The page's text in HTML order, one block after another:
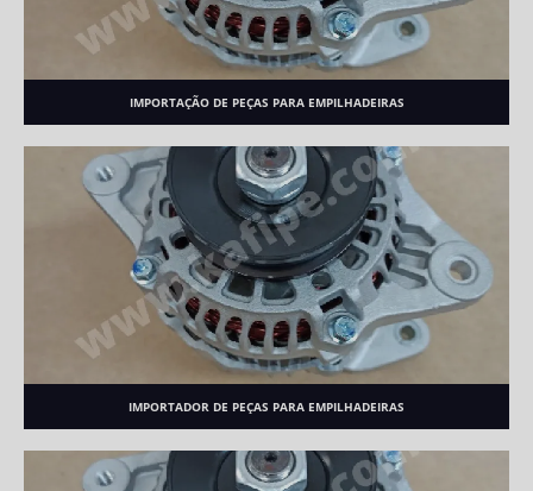
IMPORTAÇÃO DE PEÇAS PARA EMPILHADEIRAS
IMPORTADOR DE PEÇAS PARA EMPILHADEIRAS